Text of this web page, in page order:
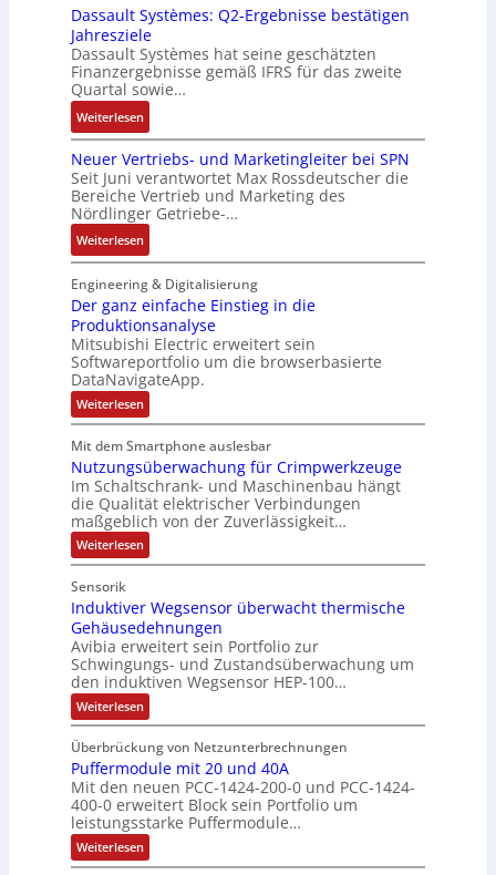
n
l
a
g
e
n
b
a
u
:
P
o
s
i
t
i
v
e
M
o
m
e
n
t
a
f
n
a
h
m
e
,
g
e
p
r
ä
g
t
K
i
t
E
n
c
d
e
r
t
r
i
a
n
g
a
t
o
k
g
r
a
t
d
e
r
F
a
b
r
k
o
s
e
S
y
s
t
e
m
t
e
c
h
n
i
k
-
G
e
s
h
ä
f
t
f
h
r
e
r
z
u
m
V
o
r
s
t
a
Dassault Systèmes: Q2-Ergebnisse bestätigen
Jahresziele
Dassault Systèmes hat seine geschätzten
Finanzergebnisse gemäß IFRS für das zweite
Quartal sowie…
Weiterlesen:
D
a
s
s
a
u
l
t
S
y
s
t
è
m
s
:
Q
2
-
E
e
b
n
i
s
s
e
b
e
s
t
ä
Neuer Vertriebs- und Marketingleiter bei SPN
Seit Juni verantwortet Max Rossdeutscher die
Bereiche Vertrieb und Marketing des
Nördlinger Getriebe-…
Weiterlesen:
N
e
u
e
r
V
e
r
t
r
i
e
b
s
-
d
M
a
r
e
t
i
n
g
l
e
i
Engineering & Digitalisierung
Der ganz einfache Einstieg in die
Produktionsanalyse
Mitsubishi Electric erweitert sein
Softwareportfolio um die browserbasierte
DataNavigateApp.
Weiterlesen:
D
r
g
a
n
z
e
i
n
c
h
e
E
i
n
s
t
i
e
g
i
n
d
i
e
P
r
Mit dem Smartphone auslesbar
Nutzungsüberwachung für Crimpwerkzeuge
Im Schaltschrank- und Maschinenbau hängt
die Qualität elektrischer Verbindungen
maßgeblich von der Zuverlässigkeit…
Weiterlesen:
N
z
u
n
g
s
ü
b
e
r
w
a
c
h
u
n
g
f
ü
Sensorik
Induktiver Wegsensor überwacht thermische
Gehäusedehnungen
Avibia erweitert sein Portfolio zur
Schwingungs- und Zustandsüberwachung um
den induktiven Wegsensor HEP-100…
Weiterlesen:
I
d
u
k
t
i
v
e
r
Überbrückung von Netzunterbrechnungen
Puffermodule mit 20 und 40A
Mit den neuen PCC-1424-200-0 und PCC-1424-
400-0 erweitert Block sein Portfolio um
leistungsstarke Puffermodule…
Weiterlesen:
P